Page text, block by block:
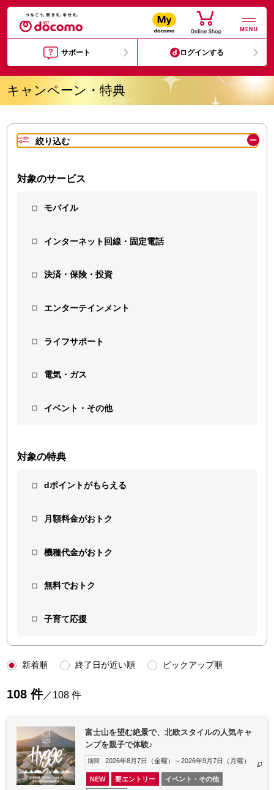
MENU
サポート ログインする
キャンペーン・特典
絞り込む
対象のサービス
モバイル
インターネット回線・固定電話
決済・保険・投資
エンターテインメント
ライフサポート
電気・ガス
イベント・その他
対象の特典
dポイントがもらえる
月額料金がおトク
機種代金がおトク
無料でおトク
子育て応援
新着順 終了日が近い順 ピックアップ順
108 件／108 件
富士山を望む絶景で、北欧スタイルの人気キャ
ンプを親子で体験♪
期間 2026年8月7日（金曜）～2026年9月7日（月曜）
NEW 要エントリー イベント・その他